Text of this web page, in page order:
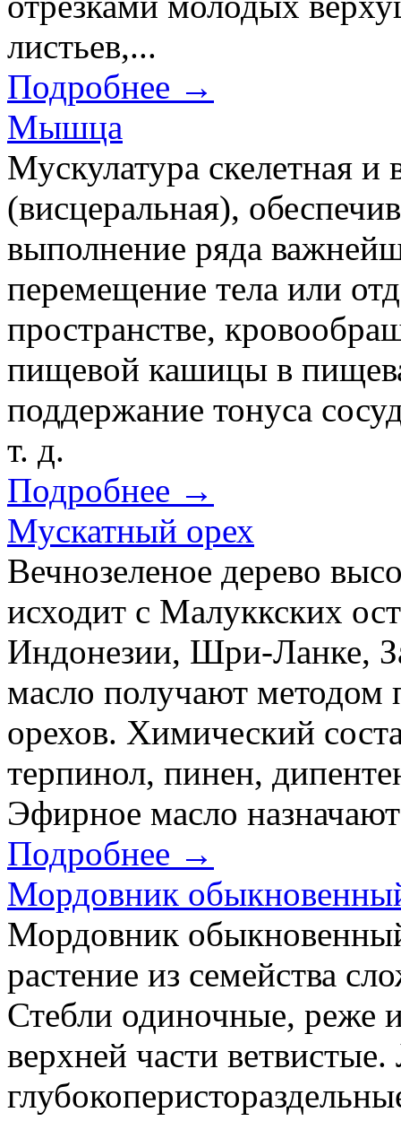
листьев,...
Подробнее →
Мышца
Мускулатура скелетная и
(висцеральная),
выполнение ряда
перемещение тела или
пространстве,
пищевой кашицы в
поддержание тонуса
т. д.
Подробнее →
Мускатный орех
Вечнозеленое дерево
исходит с Малуккских
Индонезии, Шри-Ланке,
масло получают методом
орехов. Химический
терпинол, пинен,
Эфирное масло
Подробнее →
Мордовник
Мордовник
растение из семейства
Стебли одиночные, реже
верхней части